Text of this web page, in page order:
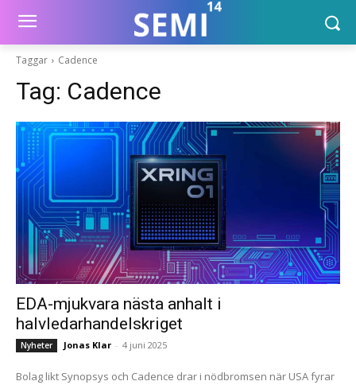
Taggar Cadence
Tag: Cadence
EDA-mjukvara nästa anhalt i
halvledarhandelskriget
Nyheter Jonas Klar - 4 juni 2025
Bolag likt Synopsys och Cadence drar i nödbromsen när USA fyrar